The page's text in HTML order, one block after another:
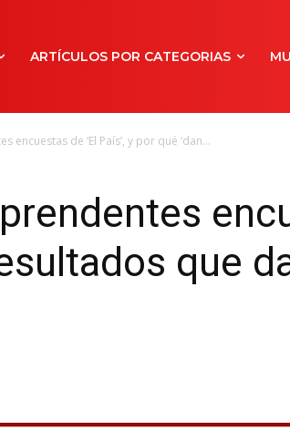
ARTÍCULOS POR CATEGORIAS
encuestas de ‘El País’, y por qué ‘dan...
que